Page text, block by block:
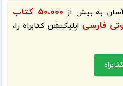
به بیش از
۵۰،۰۰۰ کتاب
فارسی اپلیکیشنکتابراهرا،